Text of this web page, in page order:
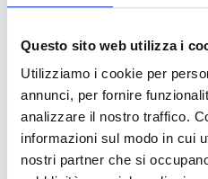
Questo sito web utilizza i
Utilizziamo i cookie per
annunci, per fornire
analizzare il nostro traffico.
informazioni sul modo in cui
nostri partner che si